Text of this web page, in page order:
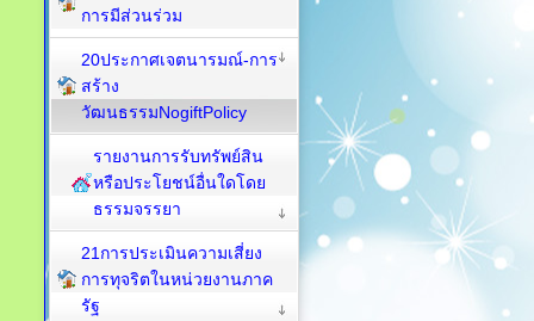
การมีส่วนร่วม
20ประกาศเจตนารมณ์-การ
สร้าง
วัฒนธรรมNogiftPolicy
รายงานการรับทรัพย์สิน
หรือประโยชน์อื่นใดโดย
ธรรมจรรยา
21การประเมินความเสี่ยง
การทุจริตในหน่วยงานภาค
รัฐ